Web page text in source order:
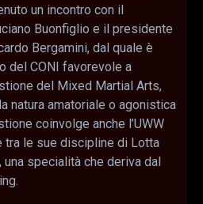
un incontro con il
Buonfiglio e il presidente
Bergamini, dal quale è
del CONI favorevole a
del Mixed Martial Arts,
natura amatoriale o agonistica
coinvolge anche l’UWW
tra le sue discipline di Lotta
specialità che deriva dal